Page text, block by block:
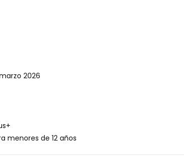
2026
menores de 12 años